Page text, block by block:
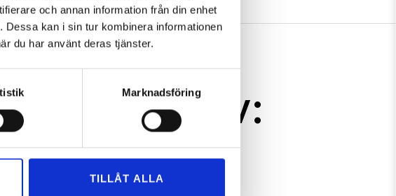
och annan information från din enhet
kan i sin tur kombinera informationen
du har använt deras tjänster.
Marknadsföring
TILLÅT ALLA
av: